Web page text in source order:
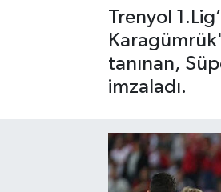
Trenyol
tanınan,
imzaladı.
Son Dakika Haberleri
Haber Arşivi